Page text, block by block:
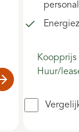
Koopprijs
Huur/